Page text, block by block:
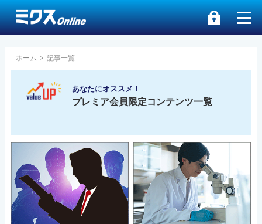
ホーム > 記事一覧
あなたにオススメ！
プレミア会員限定コンテンツ一覧